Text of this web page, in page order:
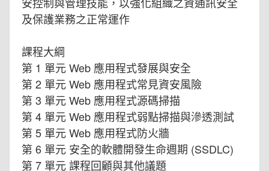
及保護業務之正常運作
課程大綱
第 1 單元 Web 應用程式發展與安全
第 2 單元 Web 應用程式常見資安風險
第 3 單元 Web 應用程式源碼掃描
第 4 單元 Web 應用程式弱點掃描與滲透測試
第 5 單元 Web 應用程式防火牆
第 6 單元 安全的軟體開發生命週期 (SSDLC)
第 7 單元 課程回顧與其他議題